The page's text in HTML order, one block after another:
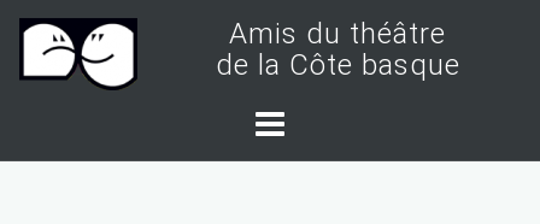
t
Amis du théâtre
de la Côte basque